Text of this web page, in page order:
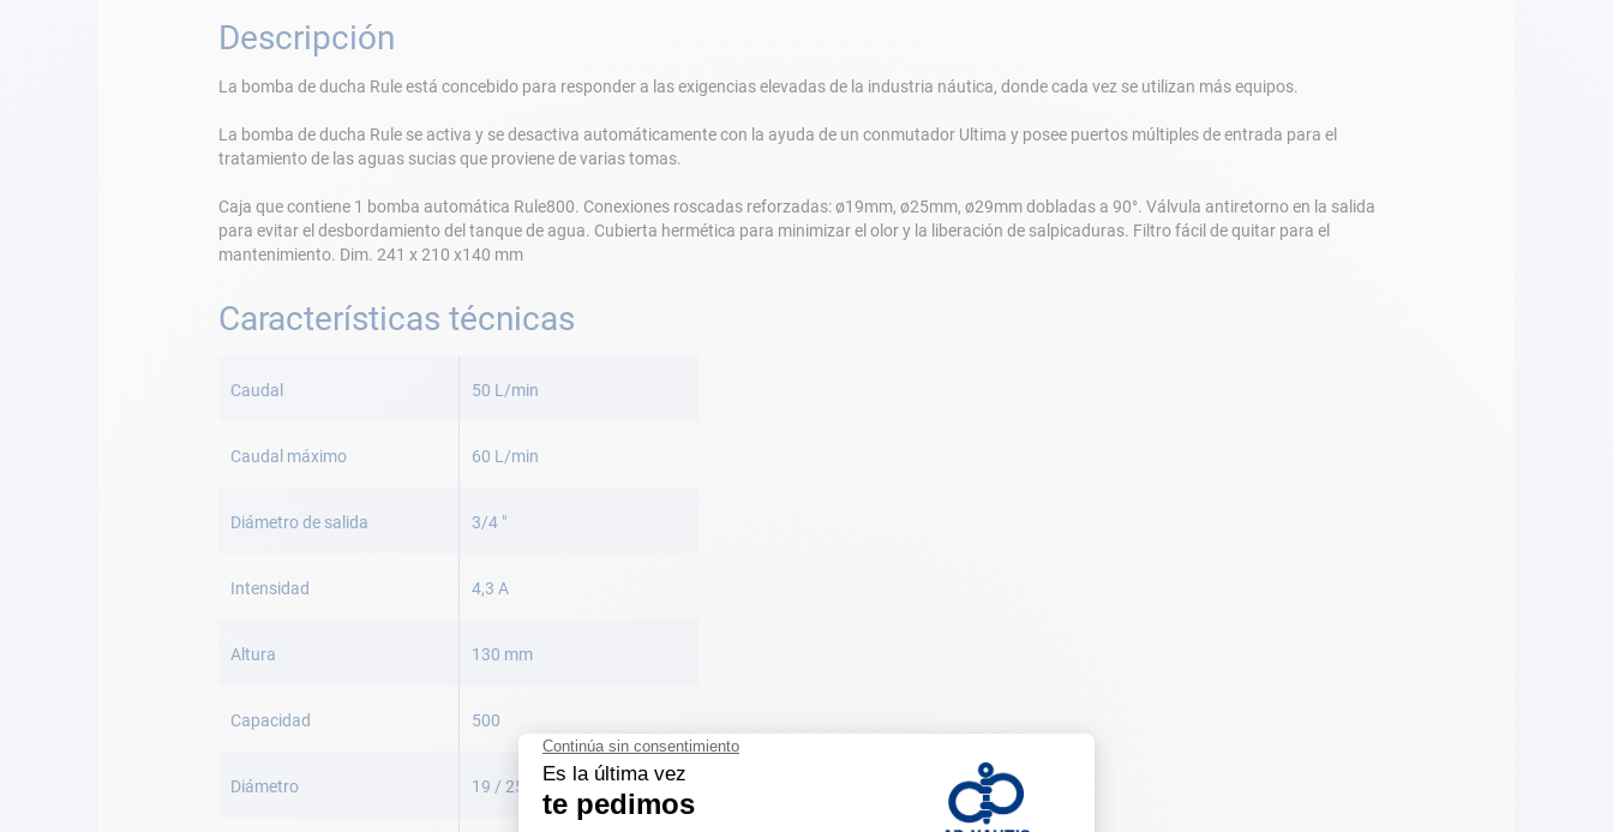
Descripción
La bomba de ducha Rule está concebido para responder a las exigencias elevadas de la industria náutica, donde cada vez se utilizan más equipos.
La bomba de ducha Rule se activa y se desactiva automáticamente con la ayuda de un conmutador Ultima y posee puertos múltiples de entrada para el
tratamiento de las aguas sucias que proviene de varias tomas.
Caja que contiene 1 bomba automática Rule800. Conexiones roscadas reforzadas: ø19mm, ø25mm, ø29mm dobladas a 90°. Válvula antiretorno en la salida
para evitar el desbordamiento del tanque de agua. Cubierta hermética para minimizar el olor y la liberación de salpicaduras. Filtro fácil de quitar para el
mantenimiento. Dim. 241 x 210 x140 mm
Características técnicas
Información
Caudal 50 L/min
Caudal máximo 60 L/min
Diámetro de salida 3/4 "
Intensidad 4,3 A
Altura 130 mm
Capacidad 500
Diámetro 19 / 25 / 29 mm